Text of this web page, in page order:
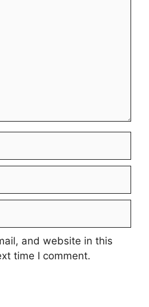
and website in this
time I comment.